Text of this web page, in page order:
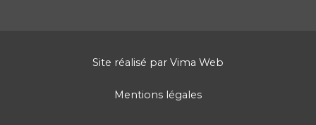
Site réalisé par Vima Web
Mentions légales